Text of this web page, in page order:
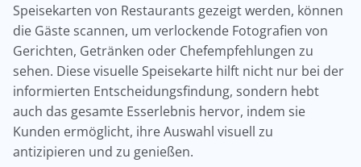
Speisekarten von Restaurants gezeigt werden, können
die Gäste scannen, um verlockende Fotografien von
Gerichten, Getränken oder Chefempfehlungen zu
sehen. Diese visuelle Speisekarte hilft nicht nur bei der
informierten Entscheidungsfindung, sondern hebt
auch das gesamte Esserlebnis hervor, indem sie
Kunden ermöglicht, ihre Auswahl visuell zu
antizipieren und zu genießen.